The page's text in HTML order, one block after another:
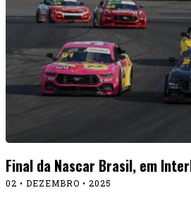
Final da Nascar Brasil, em
02 • DEZEMBRO • 2025